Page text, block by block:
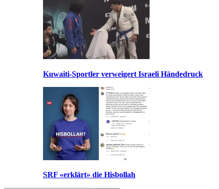
Kuwaiti-Sportler verweigert Israeli Händedruck
SRF «erklärt» die Hisbollah